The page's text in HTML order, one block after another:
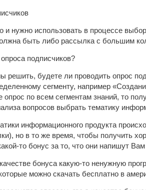
и нужно использовать в процессе
быть либо рассылка с большим
подписчиков?
решить, будете ли проводить опрос
сегменту, например
по всем сегментам знаний, то
вопросов выбрать тематику
информационного продукта
но в то же время, чтобы получить
то бонус за то, что они напишут
бонуса какую-то ненужную
можно скачать бесплатно в